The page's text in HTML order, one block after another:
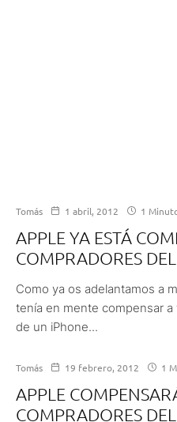
Tomás 1 abril, 2012 1
APPLE YA ESTÁ
COMPRADORES
Como ya os adelantamos a
tenía en mente compensar
de un iPhone...
Tomás 19 febrero, 2012 1
APPLE
COMPRADORES